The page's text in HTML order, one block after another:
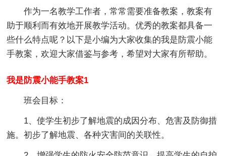
作为一名教学工作者，常常需要准备教案，教案有
助于顺利而有效地开展教学活动。优秀的教案都具备一
些什么特点呢？以下是小编为大家收集的我是防震小能
手教案，欢迎大家借鉴与参考，希望对大家有所帮助。
我是防震小能手教案1
班会目标：
1、使学生初步了解地震的成因分布、危害及防御措
施。初步了解地震、各种灾害间的关联性。